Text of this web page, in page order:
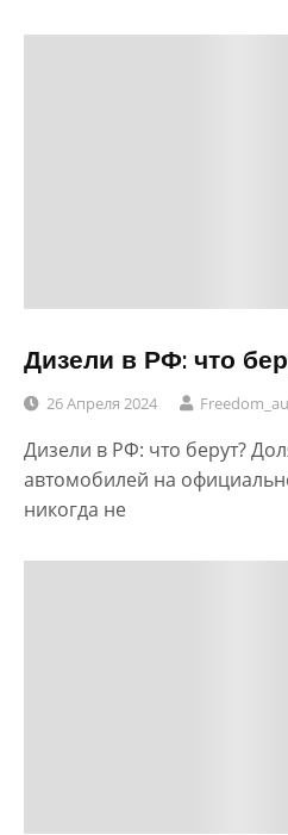
Дизели в РФ: что
26 Апреля 2024
Дизели в РФ: что берут?
автомобилей на
никогда не